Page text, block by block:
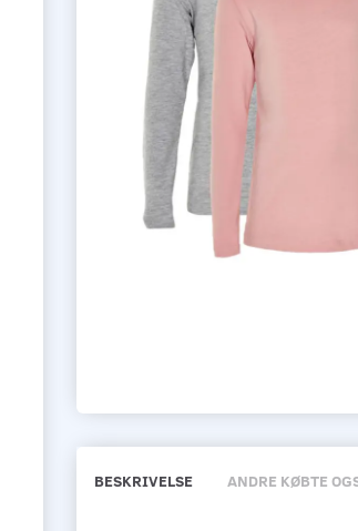
BESKRIVELSE ANDRE KØBTE